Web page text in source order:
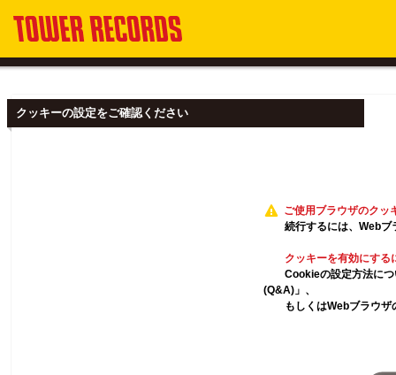
クッキーの設定をご確認ください
ご使用ブラウザのクッ
続行するには、Web
クッキーを有効にする
Cookieの設定方法に
(Q&A)」、
もしくはWebブラウ